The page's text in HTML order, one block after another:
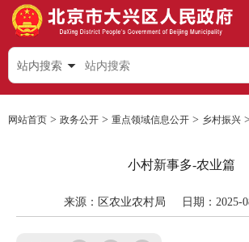
站内搜索
网站首页 > 政务公开 > 重点领域信息公开 > 乡村振兴 >
小村新事多-农业篇
来源：区农业农村局 日期：2025-